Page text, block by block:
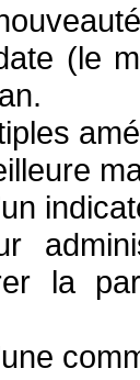
(le
la